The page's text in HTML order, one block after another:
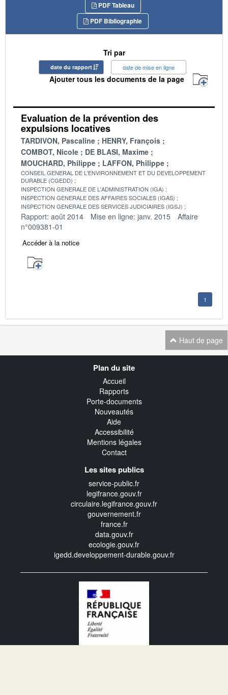
PDF Tableau
PDF Bibliographie
Tri par
date du rapport date de mise en ligne
Ajouter tous les documents de la page
Evaluation de la prévention des
expulsions locatives
TARDIVON, Pascaline
HENRY, François
COMBOT, Nicole
DE BLASI, Maxime
MOUCHARD, Philippe
LAFFON, Philippe
CONSEIL GENERAL DE L'ENVIRONNEMENT ET DU DEVELOPPEMENT
DURABLE (CGEDD)
INSPECTION GENERALE DE L'ADMINISTRATION (IGA)
INSPECTION GENERALE DES AFFAIRES SOCIALES (IGAS)
INSPECTION GENERALE DES SERVICES JUDICIAIRES (IGSJ)
Rapport: août 2014 Mise en ligne: janv. 2015
Affaire
n°009381-01
Accéder à la notice
1
Haut de page
Plan du site
Accueil
Rapports
Porte-documents
Nouveautés
Aide
Accessibilité
Mentions légales
Contact
Les sites publics
service-public.fr
legifrance.gouv.fr
circulaire.legifrance.gouv.fr
gouvernement.fr
france.fr
data.gouv.fr
ecologie.gouv.fr
igedd.developpement-durable.gouv.fr